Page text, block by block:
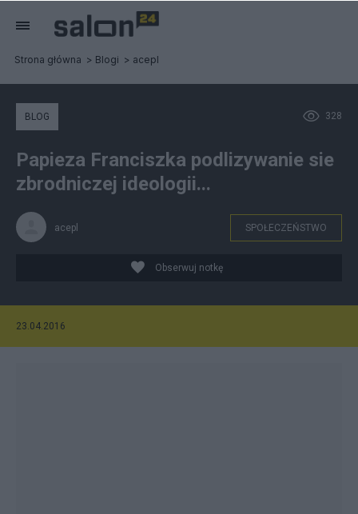
Strona główna Blogi acepl
328
BLOG
Papieza Franciszka podlizywanie sie
zbrodniczej ideologii...
acepl SPOŁECZEŃSTWO
Obserwuj notkę
23.04.2016